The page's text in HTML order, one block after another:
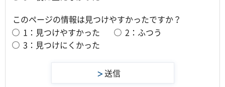
このページの情報は見つけやすかったですか？
1：見つけやすかった
2：ふつう
3：見つけにくかった